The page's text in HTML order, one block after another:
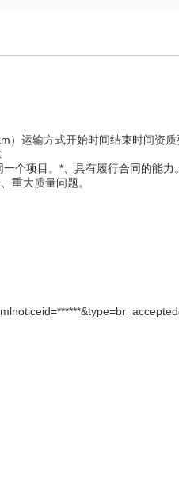
运输方式开始时间结束时间资质
个项目。*、具有履行合同的能力
重大质量问题。